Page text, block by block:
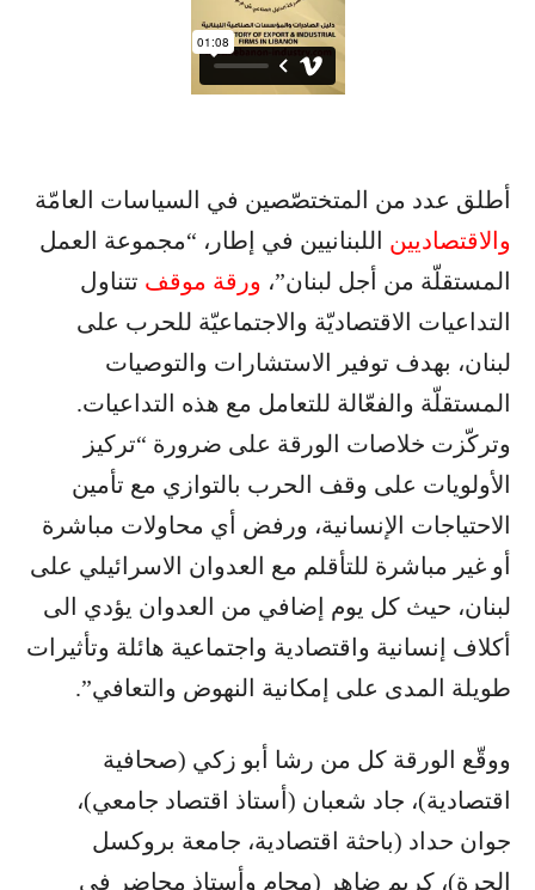
أطلق عدد من المتختصّصين في السياسات العامّة
والاقتصاديين اللبنانيين في إطار، “مجموعة العمل
المستقلّة من أجل لبنان”، ورقة موقف تتناول
التداعيات الاقتصاديّة والاجتماعيّة للحرب على
لبنان، بهدف توفير الاستشارات والتوصيات
المستقلّة والفعّالة للتعامل مع هذه التداعيات.
وتركّزت خلاصات الورقة على ضرورة “تركيز
الأولويات على وقف الحرب بالتوازي مع تأمين
الاحتياجات الإنسانية، ورفض أي محاولات مباشرة
أو غير مباشرة للتأقلم مع العدوان الاسرائيلي على
لبنان، حيث كل يوم إضافي من العدوان يؤدي الى
أكلاف إنسانية واقتصادية واجتماعية هائلة وتأثيرات
طويلة المدى على إمكانية النهوض والتعافي”.
ووقّع الورقة كل من رشا أبو زكي (صحافية
اقتصادية)، جاد شعبان (أستاذ اقتصاد جامعي)،
جوان حداد (باحثة اقتصادية، جامعة بروكسل
الحرة)، كريم ضاهر (محام وأستاذ محاضر في